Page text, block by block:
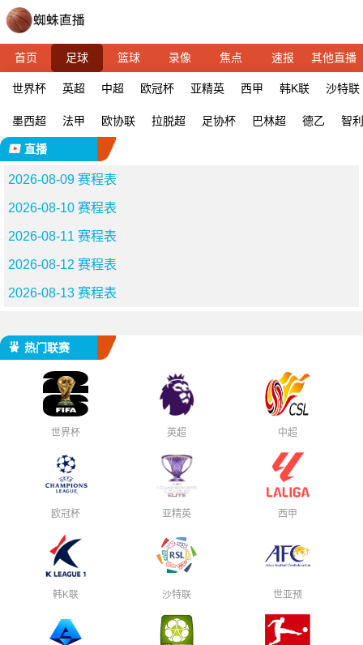
首页 足球 篮球 录像 焦点 速报 其他直播
世界杯 英超 中超 欧冠杯 亚精英 西甲 韩K联 沙特联
墨西超 法甲 欧协联 拉脱超 足协杯 巴林超 德乙 智
直播
2026-08-09 赛程表
2026-08-10 赛程表
2026-08-11 赛程表
2026-08-12 赛程表
2026-08-13 赛程表
热门联赛
世界杯 英超 中超
欧冠杯 亚精英 西甲
韩K联 沙特联 世亚预